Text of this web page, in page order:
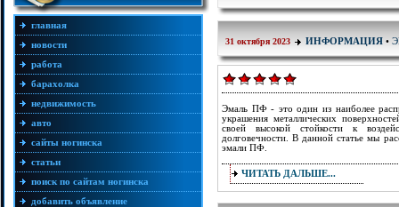
главная
новости
работа
барахолка
недвижимость
авто
сайты ногинска
статьи
поиск по сайтам ногинска
добавить объявление
31 октября 2023 ИНФОРМАЦИЯ •
Эмаль ПФ - это один из наиболее
украшения металлических
своей высокой стойкости к
долговечности. В данной статье мы
эмали ПФ.
ЧИТАТЬ ДАЛЬШЕ...